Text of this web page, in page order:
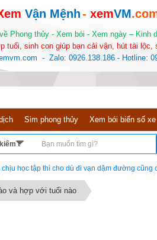
Vận Mệnh- xemVM
Phong thủy - Xem bói - Xem ngày – Kinh
tuổi, sinh con giúp bạn cải vận, hút tài lộc,
- Zalo: 0926.138.186 - Hotline:
Sim phong thủy Xem bói biển số xe
chịu học tập thì cho dù đi vạn dặm đường cũng
và hợp với tuổi nào